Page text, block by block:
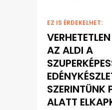
EZ IS ÉRDEKELHET:
AZ ALDI A
SZERINTÜNK
ALATT